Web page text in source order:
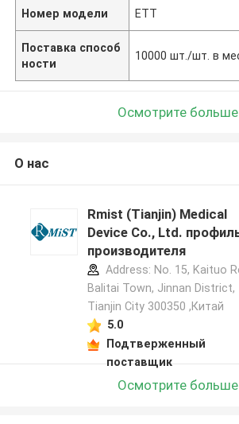
Номер модели ETT
Поставка способ
ности
10000 шт./шт. в
Осмотрите больше
О нас
Rmist (Tianjin) Medical
Device Co., Ltd.
производителя
Address: No. 15, Kaituo
Balitai Town, Jinnan District,
Tianjin City 300350 ,Китай
5.0
Подтверженный
поставщик
Осмотрите больше